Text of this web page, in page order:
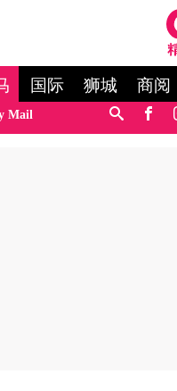
国际 狮城 商阅
Mail